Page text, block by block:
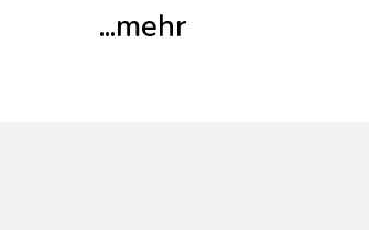
...mehr